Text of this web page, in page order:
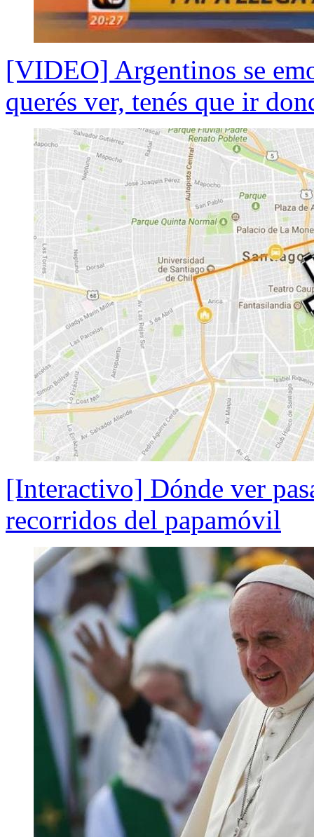
[VIDEO] Argentinos se
querés ver, tenés que ir
[Interactivo] Dónde ver
recorridos del papamóvil